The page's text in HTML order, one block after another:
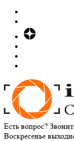
Есть вопрос?
Воскресенье